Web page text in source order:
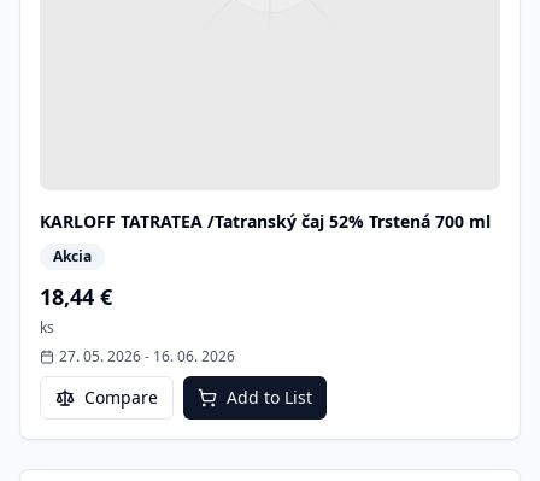
KARLOFF TATRATEA /Tatranský čaj 52% Trstená 700 ml
Akcia
18,44 €
ks
27. 05. 2026- 16. 06. 2026
Compare Add to List